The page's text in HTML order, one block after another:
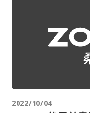
2022/10/04